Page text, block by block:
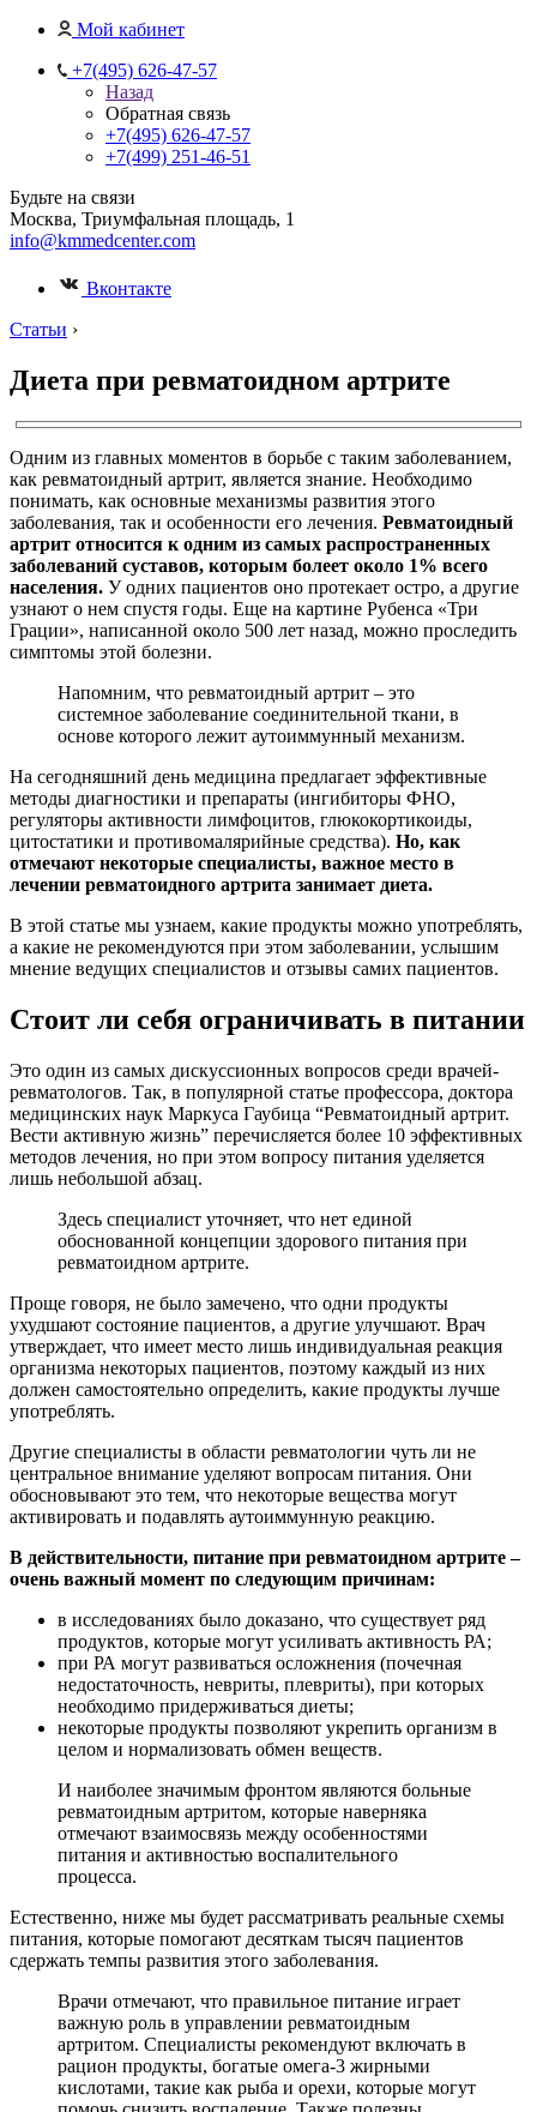
Мой кабинет
+7(495) 626-47-57
Назад
Обратная связь
+7(495) 626-47-57
+7(499) 251-46-51
Будьте на связи
Москва, Триумфальная площадь, 1
info@kmmedcenter.com
Вконтакте
Статьи ›
Диета при ревматоидном артрите
Одним из главных моментов в борьбе с таким заболеванием,
как ревматоидный артрит, является знание. Необходимо
понимать, как основные механизмы развития этого
заболевания, так и особенности его лечения. Ревматоидный
артрит относится к одним из самых распространенных
заболеваний суставов, которым болеет около 1% всего
населения. У одних пациентов оно протекает остро, а другие
узнают о нем спустя годы. Еще на картине Рубенса «Три
Грации», написанной около 500 лет назад, можно проследить
симптомы этой болезни.
Напомним, что ревматоидный артрит – это
системное заболевание соединительной ткани, в
основе которого лежит аутоиммунный механизм.
На сегодняшний день медицина предлагает эффективные
методы диагностики и препараты (ингибиторы ФНО,
регуляторы активности лимфоцитов, глюкокортикоиды,
цитостатики и противомалярийные средства). Но, как
отмечают некоторые специалисты, важное место в
лечении ревматоидного артрита занимает диета.
В этой статье мы узнаем, какие продукты можно употреблять,
а какие не рекомендуются при этом заболевании, услышим
мнение ведущих специалистов и отзывы самих пациентов.
Стоит ли себя ограничивать в питании
Это один из самых дискуссионных вопросов среди врачей-
ревматологов. Так, в популярной статье профессора, доктора
медицинских наук Маркуса Гаубица “Ревматоидный артрит.
Вести активную жизнь” перечисляется более 10 эффективных
методов лечения, но при этом вопросу питания уделяется
лишь небольшой абзац.
Здесь специалист уточняет, что нет единой
обоснованной концепции здорового питания при
ревматоидном артрите.
Проще говоря, не было замечено, что одни продукты
ухудшают состояние пациентов, а другие улучшают. Врач
утверждает, что имеет место лишь индивидуальная реакция
организма некоторых пациентов, поэтому каждый из них
должен самостоятельно определить, какие продукты лучше
употреблять.
Другие специалисты в области ревматологии чуть ли не
центральное внимание уделяют вопросам питания. Они
обосновывают это тем, что некоторые вещества могут
активировать и подавлять аутоиммунную реакцию.
В действительности, питание при ревматоидном артрите –
очень важный момент по следующим причинам:
в исследованиях было доказано, что существует ряд
продуктов, которые могут усиливать активность РА;
при РА могут развиваться осложнения (почечная
недостаточность, невриты, плевриты), при которых
необходимо придерживаться диеты;
некоторые продукты позволяют укрепить организм в
целом и нормализовать обмен веществ.
И наиболее значимым фронтом являются больные
ревматоидным артритом, которые наверняка
отмечают взаимосвязь между особенностями
питания и активностью воспалительного
процесса.
Естественно, ниже мы будет рассматривать реальные схемы
питания, которые помогают десяткам тысяч пациентов
сдержать темпы развития этого заболевания.
Врачи отмечают, что правильное питание играет
важную роль в управлении ревматоидным
артритом. Специалисты рекомендуют включать в
рацион продукты, богатые омега-3 жирными
кислотами, такие как рыба и орехи, которые могут